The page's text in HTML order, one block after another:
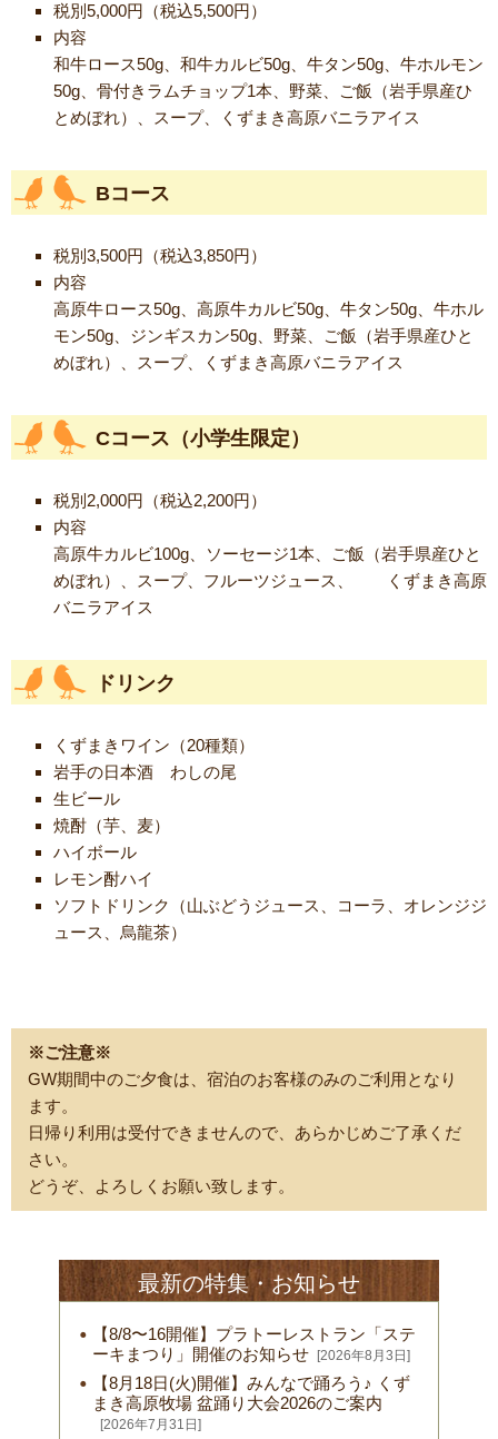
税別5,000円（税込5,500円）
内容
和牛ロース50g、和牛カルビ50g、牛タン50g、牛ホルモン
50g、骨付きラムチョップ1本、野菜、ご飯（岩手県産ひ
とめぼれ）、スープ、くずまき高原バニラアイス
Bコース
税別3,500円（税込3,850円）
内容
高原牛ロース50g、高原牛カルビ50g、牛タン50g、牛ホル
モン50g、ジンギスカン50g、野菜、ご飯（岩手県産ひと
めぼれ）、スープ、くずまき高原バニラアイス
Cコース（小学生限定）
税別2,000円（税込2,200円）
内容
高原牛カルビ100g、ソーセージ1本、ご飯（岩手県産ひと
めぼれ）、スープ、フルーツジュース、 くずまき高原
バニラアイス
ドリンク
くずまきワイン（20種類）
岩手の日本酒 わしの尾
生ビール
焼酎（芋、麦）
ハイボール
レモン酎ハイ
ソフトドリンク（山ぶどうジュース、コーラ、オレンジジ
ュース、烏龍茶）
※ご注意※
GW期間中のご夕食は、宿泊のお客様のみのご利用となり
ます。
日帰り利用は受付できませんので、あらかじめご了承くだ
さい。
どうぞ、よろしくお願い致します。
最新の特集・お知らせ
【8/8〜16開催】プラトーレストラン「ステ
ーキまつり」開催のお知らせ
[2026年8月3日]
【8月18日(火)開催】みんなで踊ろう♪ くず
まき高原牧場 盆踊り大会2026のご案内
[2026年7月31日]